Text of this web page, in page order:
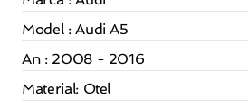
Model : Audi A5
An : 2008 - 2016
Material: Otel